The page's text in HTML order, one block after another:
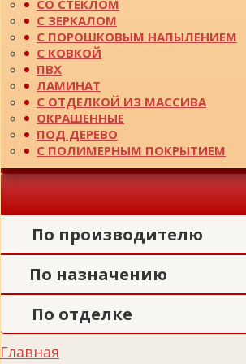
СО СТЕКЛОМ
С ЗЕРКАЛОМ
С ПОРОШКОВЫМ НАПЫЛЕНИЕМ
С КОВКОЙ
ПВХ
ЛАМИНАТ
С ОТДЕЛКОЙ ИЗ МАССИВА
ОКРАШЕННЫЕ
ПОД ДЕРЕВО
С ПОЛИМЕРНЫМ ПОКРЫТИЕМ
По производителю
По назначению
По отделке
Главная